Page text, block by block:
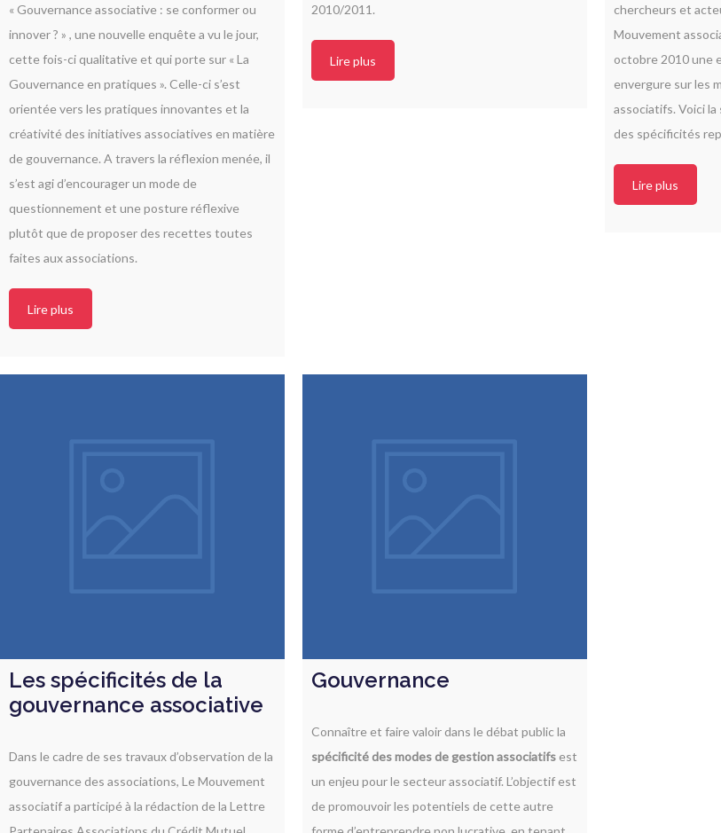
« Gouvernance associative : se conformer ou
innover ? » , une nouvelle enquête a vu le jour,
cette fois-ci qualitative et qui porte sur « La
Gouvernance en pratiques ». Celle-ci s’est
orientée vers les pratiques innovantes et la
créativité des initiatives associatives en matière
de gouvernance. A travers la réflexion menée, il
s’est agi d’encourager un mode de
questionnement et une posture réflexive
plutôt que de proposer des recettes toutes
faites aux associations.
Lire plus
2010/2011 .
Lire plus
chercheurs et
Mouvement
octobre 2010 une
envergure sur les
associatifs. Voici la
des spécificités
Lire plus
Les spécificités de la
gouvernance associative
Dans le cadre de ses travaux d’observation de la
gouvernance des associations, Le Mouvement
associatif a participé à la rédaction de la Lettre
Gouvernance
Connaître et faire valoir dans le débat public la
spécificité des modes de gestion associatifs est
un enjeu pour le secteur associatif. L’objectif est
de promouvoir les potentiels de cette autre